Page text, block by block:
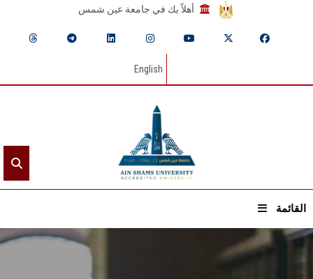
أهلاً بك في جامعة عين شمس
English
القائمة
الرئيسيـة